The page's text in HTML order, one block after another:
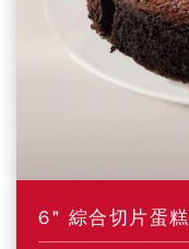
6" 綜合切片蛋糕